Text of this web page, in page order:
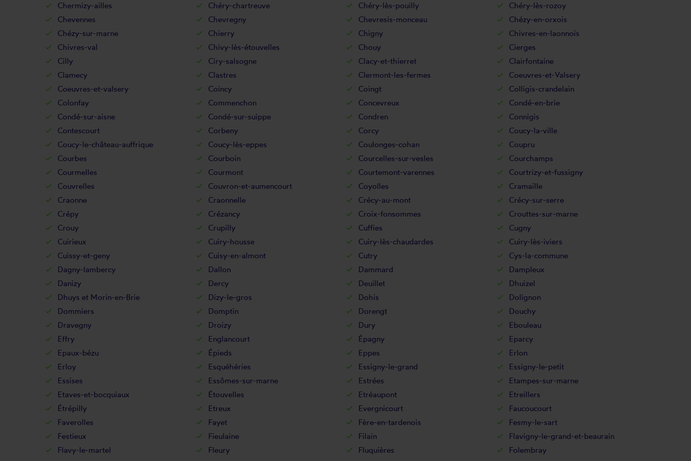
Chermizy-ailles
Chéry-chartreuve Chéry-lès-pouilly
Chéry-lès-rozoy
Chevennes
Chevregny Chevresis-monceau
Chézy-en-orxois
Chézy-sur-marne
Chierry Chigny
Chivres-en-laonnois
Chivres-val
Chivy-lès-étouvelles Chouy
Cierges
Cilly
Ciry-salsogne Clacy-et-thierret
Clairfontaine
Clamecy
Clastres Clermont-les-fermes
Coeuvres-et-Valsery
Coeuvres-et-valsery
Coincy Coingt
Colligis-crandelain
Colonfay
Commenchon Concevreux
Condé-en-brie
Condé-sur-aisne
Condé-sur-suippe Condren
Connigis
Contescourt
Corbeny Corcy
Coucy-la-ville
Coucy-le-château-auffrique
Coucy-lès-eppes Coulonges-cohan
Coupru
Courbes
Courboin Courcelles-sur-vesles
Courchamps
Courmelles
Courmont Courtemont-varennes
Courtrizy-et-fussigny
Couvrelles
Couvron-et-aumencourt Coyolles
Cramaille
Craonne
Craonnelle Crécy-au-mont
Crécy-sur-serre
Crépy
Crézancy Croix-fonsommes
Crouttes-sur-marne
Crouy
Crupilly Cuffies
Cugny
Cuirieux
Cuiry-housse Cuiry-lès-chaudardes
Cuiry-lès-iviers
Cuissy-et-geny
Cuisy-en-almont Cutry
Cys-la-commune
Dagny-lambercy
Dallon Dammard
Dampleux
Danizy
Dercy Deuillet
Dhuizel
Dhuys et Morin-en-Brie
Dizy-le-gros Dohis
Dolignon
Dommiers
Domptin Dorengt
Douchy
Dravegny
Droizy Dury
Ebouleau
Effry
Englancourt Épagny
Eparcy
Epaux-bézu
Épieds Eppes
Erlon
Erloy
Esquéhéries Essigny-le-grand
Essigny-le-petit
Essises
Essômes-sur-marne Estrées
Etampes-sur-marne
Etaves-et-bocquiaux
Étouvelles Etréaupont
Etreillers
Étrépilly
Etreux Evergnicourt
Faucoucourt
Faverolles
Fayet Fère-en-tardenois
Fesmy-le-sart
Festieux
Fieulaine Filain
Flavigny-le-grand-et-beaurain
Flavy-le-martel
Fleury Fluquières
Folembray